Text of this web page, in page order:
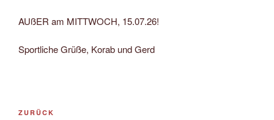
AUßER am MITTWOCH, 15.07.26!
Sportliche Grüße, Korab und Gerd
Beitragsnavigation
Vorheriger
ZURÜCK